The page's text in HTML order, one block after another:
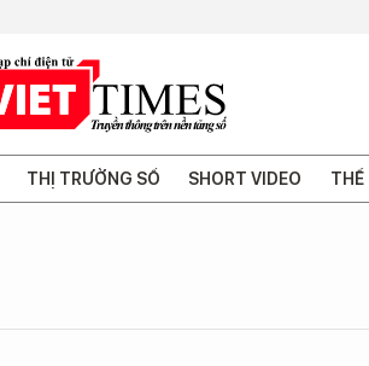
THỊ TRƯỜNG SỐ SHORT VIDEO THẾ